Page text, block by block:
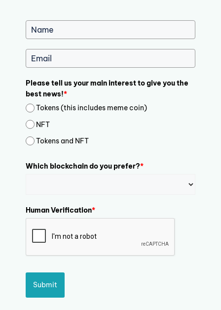
Please tell us your main interest to give you the
best news!*
Tokens (this includes meme coin)
NFT
Tokens and NFT
Which blockchain do you prefer?*
Human Verification*
Submit